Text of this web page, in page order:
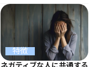
特徴